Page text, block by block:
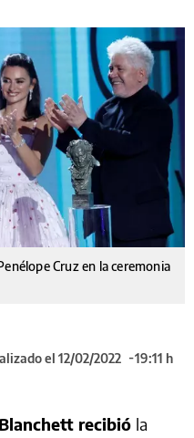
Cruz en la ceremonia
el 12/02/2022
19:11 h
recibió la